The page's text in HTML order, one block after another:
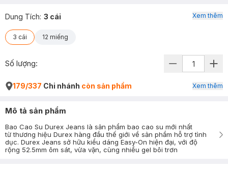
Dung Tích: 3 cái
3 cái 12 miếng
Xem thêm
Số lượng:
179/337 Chi nhánh còn sản phẩm Xem thêm
Mô tả sản phẩm
Bao Cao Su Durex Jeans là sản phẩm bao cao su mới nhất
từ thương hiệu Durex hàng đầu thế giới về sản phẩm hỗ trợ tình
dục. Durex Jeans sở hữu kiểu dáng Easy-On hiện đại, với độ
rộng 52.5mm ôm sát, vừa vặn, cùng nhiều gel bôi trơn